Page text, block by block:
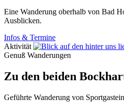
Eine Wanderung oberhalb von Bad
Ausblicken.
Infos & Termine
Aktivität
Genuß Wanderungen
Zu den beiden
Geführte Wanderung von